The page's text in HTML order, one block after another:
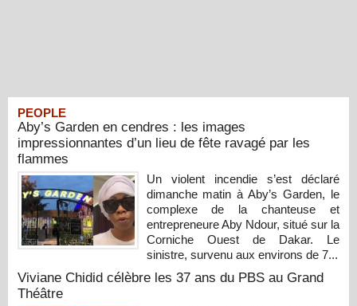
PEOPLE
Aby’s Garden en cendres : les images
impressionnantes d’un lieu de fête ravagé par les
flammes
Un violent incendie s’est déclaré
dimanche matin à Aby’s Garden, le
complexe de la chanteuse et
entrepreneure Aby Ndour, situé sur la
Corniche Ouest de Dakar. Le
sinistre, survenu aux environs de 7...
Viviane Chidid célèbre les 37 ans du PBS au Grand
Théâtre